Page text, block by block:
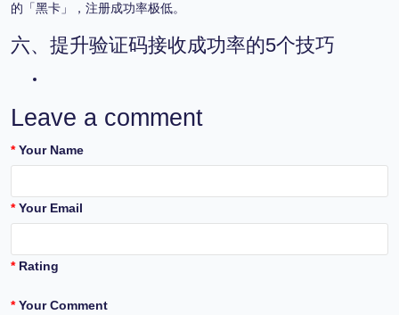
的「黑卡」，注册成功率极低。
六、提升验证码接收成功率的5个技巧
Leave a comment
Your Name
Your Email
Rating
Your Comment